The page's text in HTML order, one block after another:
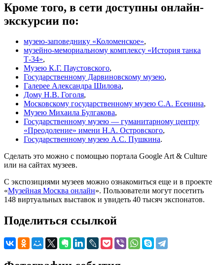
Кроме того, в сети доступны онлайн-
экскурсии по:
музею-заповеднику «Коломенское»,
музейно-мемориальному комплексу «История танка
Т-34»,
Музею К.Г. Паустовского,
Государственному Дарвиновскому музею,
Галерее Александра Шилова,
Дому Н.В. Гоголя,
Московскому государственному музею С.А. Есенина,
Музею Михаила Булгакова,
Государственному музею — гуманитарному центру
«Преодоление» имени Н.А. Островского,
Государственному музею А.С. Пушкина.
Сделать это можно с помощью портала Google Art & Culture
или на сайтах музеев.
С экспозициями музеев можно ознакомиться еще и в проекте
«Музейная Москва онлайн». Пользователи могут посетить
148 виртуальных выставок и увидеть 40 тысяч экспонатов.
Поделиться ссылкой